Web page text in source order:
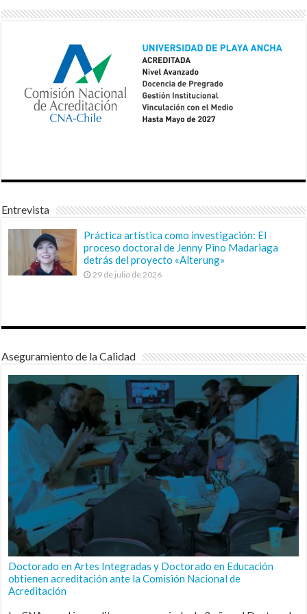
Entrevista
Práctica artística como investigación: El
proceso doctoral de Jenny Pino Madariaga
detrás del proyecto «Alterung»
29 de julio de 2026
Aseguramiento de la Calidad
Doctorado en Artes Integradas y Doctorado en Educación
obtienen acreditación ante la Comisión Nacional de
Acreditación